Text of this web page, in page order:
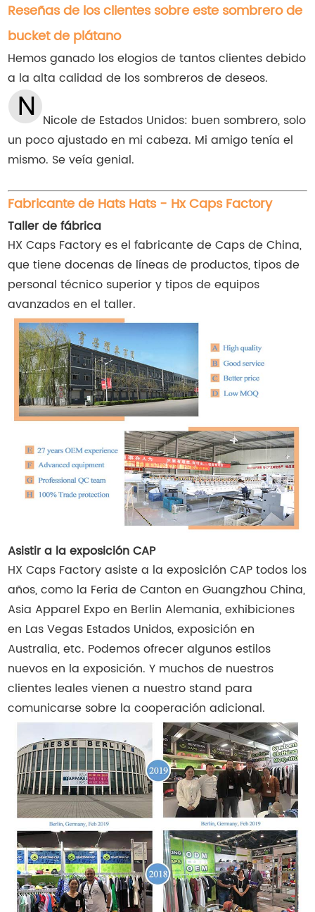
Reseñas de los clientes sobre este sombrero de
bucket de plátano
Hemos ganado los elogios de tantos clientes debido
a la alta calidad de los sombreros de deseos.
Nicole de Estados Unidos: buen sombrero, solo
un poco ajustado en mi cabeza. Mi amigo tenía el
mismo. Se veía genial.
Fabricante de Hats Hats - Hx Caps Factory
Taller de fábrica
HX Caps Factory es el fabricante de Caps de China,
que tiene docenas de líneas de productos, tipos de
personal técnico superior y tipos de equipos
avanzados en el taller.
Asistir a la exposición CAP
HX Caps Factory asiste a la exposición CAP todos los
años, como la Feria de Canton en Guangzhou China,
Asia Apparel Expo en Berlin Alemania, exhibiciones
en Las Vegas Estados Unidos, exposición en
Australia, etc. Podemos ofrecer algunos estilos
nuevos en la exposición. Y muchos de nuestros
clientes leales vienen a nuestro stand para
comunicarse sobre la cooperación adicional.